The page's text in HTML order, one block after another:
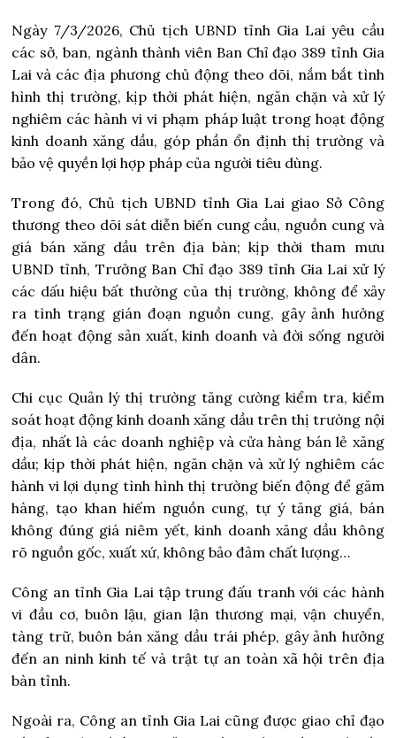
Ngày 7/3/2026, Chủ tịch UBND tỉnh Gia Lai yêu cầu
các sở, ban, ngành thành viên Ban Chỉ đạo 389 tỉnh Gia
Lai và các địa phương chủ động theo dõi, nắm bắt tình
hình thị trường, kịp thời phát hiện, ngăn chặn và xử lý
nghiêm các hành vi vi phạm pháp luật trong hoạt động
kinh doanh xăng dầu, góp phần ổn định thị trường và
bảo vệ quyền lợi hợp pháp của người tiêu dùng.
Trong đó, Chủ tịch UBND tỉnh Gia Lai giao Sở Công
thương theo dõi sát diễn biến cung cầu, nguồn cung và
giá bán xăng dầu trên địa bàn; kịp thời tham mưu
UBND tỉnh, Trưởng Ban Chỉ đạo 389 tỉnh Gia Lai xử lý
các dấu hiệu bất thường của thị trường, không để xảy
ra tình trạng gián đoạn nguồn cung, gây ảnh hưởng
đến hoạt động sản xuất, kinh doanh và đời sống người
dân.
Chi cục Quản lý thị trường tăng cường kiểm tra, kiểm
soát hoạt động kinh doanh xăng dầu trên thị trường nội
địa, nhất là các doanh nghiệp và cửa hàng bán lẻ xăng
dầu; kịp thời phát hiện, ngăn chặn và xử lý nghiêm các
hành vi lợi dụng tình hình thị trường biến động để găm
hàng, tạo khan hiếm nguồn cung, tự ý tăng giá, bán
không đúng giá niêm yết, kinh doanh xăng dầu không
rõ nguồn gốc, xuất xứ, không bảo đảm chất lượng…
Công an tỉnh Gia Lai tập trung đấu tranh với các hành
vi đầu cơ, buôn lậu, gian lận thương mại, vận chuyển,
tàng trữ, buôn bán xăng dầu trái phép, gây ảnh hưởng
đến an ninh kinh tế và trật tự an toàn xã hội trên địa
bàn tỉnh.
Ngoài ra, Công an tỉnh Gia Lai cũng được giao chỉ đạo